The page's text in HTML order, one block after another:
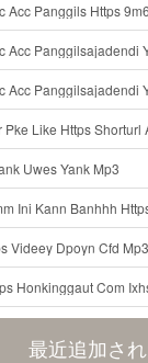
Https 9m6z K8fg9 Biz Id ᅠ ᅠ ᅠ ᅠ ᅠ ᅠ ᅠ ᅠ ᅠ ᅠ ᅠ ᅠ ᅠ ᅠ ᅠ ᅠ ᅠ ᅠ ᅠ ᅠ OKK ᅠ ᅠ ᅠ ᅠ ᅠ ᅠ ᅠ ᅠ ᅠ ᅠ
Yangghttps 9m6z K8fg9 Biz Id ᅠ ᅠ ᅠ ᅠ ᅠ ᅠ ᅠ ᅠ ᅠ ᅠ ᅠ ᅠ ᅠ ᅠ ᅠ ᅠ ᅠ ᅠ ᅠ ᅠ OKK ᅠ ᅠ ᅠ ᅠ ᅠ ᅠ ᅠ
Yangg Inii Bukan Si Https 9m6z K8fg9 Biz Id ᅠ ᅠ ᅠ ᅠ ᅠ ᅠ ᅠ ᅠ ᅠ ᅠ ᅠ ᅠ ᅠ ᅠ ᅠ ᅠ ᅠ ᅠ ᅠ ᅠ OKK ᅠ ᅠ ᅠ ᅠ ᅠ ᅠ ᅠ
Pke Like Https Shorturl
Uwes Yank Mp3
Https Videey Dpoyn Cfd ᅠ ᅠ ᅠ ᅠ ᅠ ᅠ ᅠ P ᅠ ᅠ ᅠ Pᅠ P ᅠp ᅠ ᅠ ᅠ Uᅠ ᅠ ᅠ Vp ᅠ ᅠ ᅠ ᅠ ᅠ ᅠ ᅠ ᅠ ᅠ ᅠ ᅠ ᅠ ᅠ ᅠ ᅠ ᅠ ᅠ ᅠ ᅠ ᅠ ᅠ ᅠ ᅠ ᅠ
Videey Dpoyn Cfd Mp3
Honkinggaut Com Ixhsaijfcympc8
最近追加さ